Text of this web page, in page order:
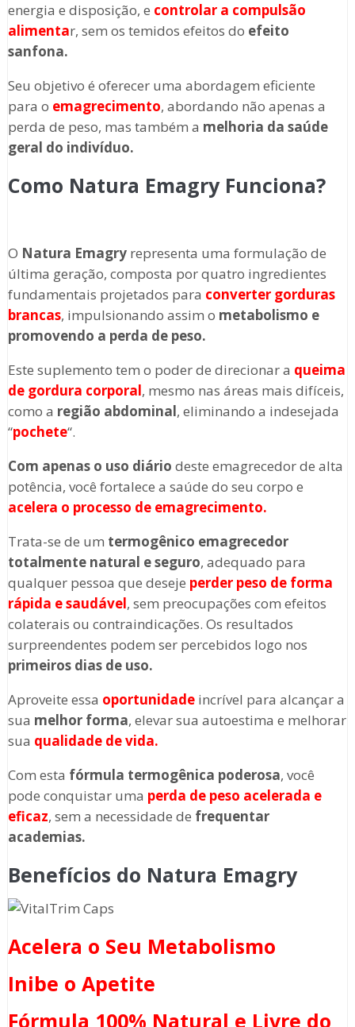
energia e disposição, e controlar a compulsão
alimentar, sem os temidos efeitos do efeito
sanfona.
Seu objetivo é oferecer uma abordagem eficiente
para o emagrecimento, abordando não apenas a
perda de peso, mas também a melhoria da saúde
geral do indivíduo.
Como Natura Emagry Funciona?
O Natura Emagryrepresenta uma formulação de
última geração, composta por quatro ingredientes
fundamentais projetados para converter gorduras
brancas, impulsionando assim o metabolismo e
promovendo a perda de peso.
Este suplemento tem o poder de direcionar a queima
de gordura corporal, mesmo nas áreas mais difíceis,
como a região abdominal, eliminando a indesejada
“pochete“.
Com apenas o uso diário deste emagrecedor de alta
potência, você fortalece a saúde do seu corpo e
acelera o processo de emagrecimento.
Trata-se de um termogênico emagrecedor
totalmente natural e seguro, adequado para
qualquer pessoa que deseje perder peso de forma
rápida e saudável, sem preocupações com efeitos
colaterais ou contraindicações. Os resultados
surpreendentes podem ser percebidos logo nos
primeiros dias de uso.
Aproveite essa oportunidadeincrível para alcançar a
sua melhor forma, elevar sua autoestima e melhorar
sua qualidade de vida.
Com esta fórmula termogênica poderosa, você
pode conquistar uma perda de peso acelerada e
eficaz, sem a necessidade de frequentar
academias.
Benefícios do Natura Emagry
Acelera o Seu Metabolismo
Inibe o Apetite
Fórmula 100% Natural e Livre do